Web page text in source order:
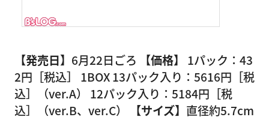
【発売日】 6月22日ごろ 【価格】
1パック：43
2円［税込］ 1BOX 13パック入り：5616円［税
込］（ver.A） 12パック入り：5184円［税
込］（ver.B、ver.C）
【サイズ】 直径約5.7cm